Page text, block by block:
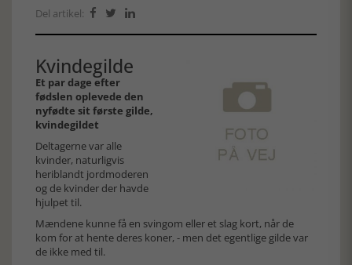
Del artikel:   
Kvindegilde
Et par dage efter
fødslen oplevede den
nyfødte sit første gilde,
kvindegildet
Deltagerne var alle
kvinder, naturligvis
heriblandt jordmoderen
og de kvinder der havde
hjulpet til.
Mændene kunne få en svingom eller et slag kort, når de
kom for at hente deres koner, - men det egentlige gilde var
de ikke med til.